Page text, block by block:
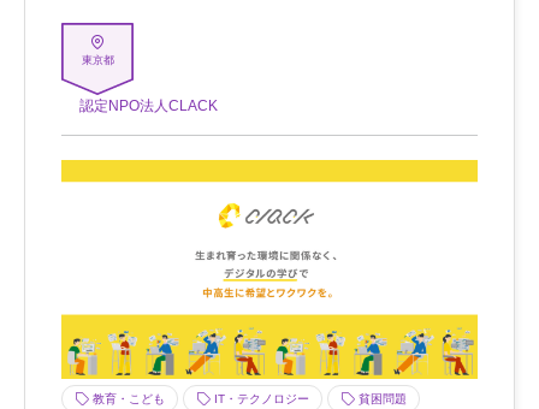
東京都
認定NPO法人CLACK
教育・こども IT・テクノロジー 貧困問題